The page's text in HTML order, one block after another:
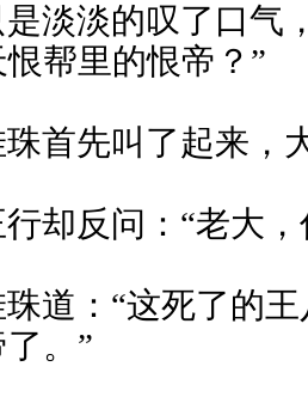
淡淡的叹了口气
帮里的恨帝？”
首先叫了起来，
却反问：“老大，
道：“这死了的
。”